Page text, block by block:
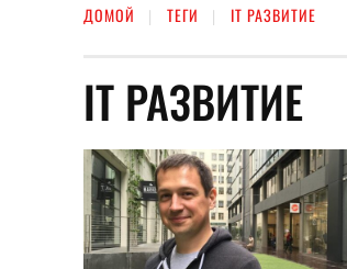
ДОМОЙ ТЕГИ ІТ РАЗВИТИЕ
ІТ РАЗВИТИЕ